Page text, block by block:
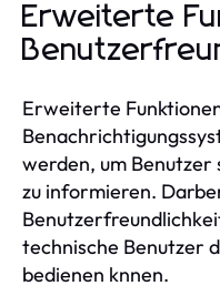
Erweiterte
Erweiterte
werden, um
zu informieren.
technische Benutzer
bedienen knnen.